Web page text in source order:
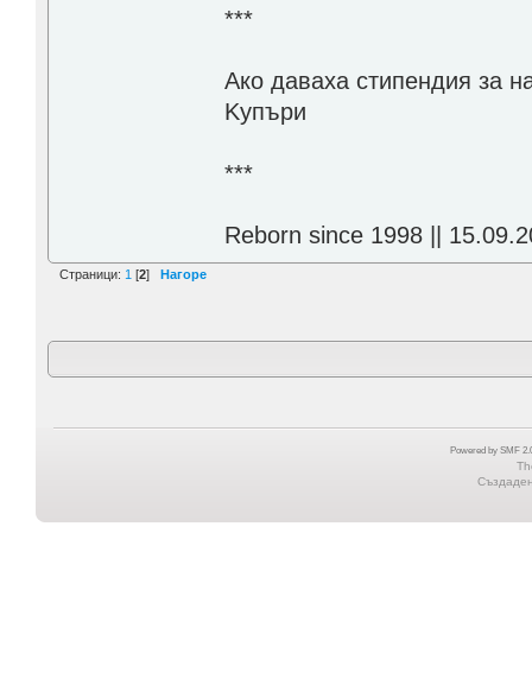
***
Aко даваха стипендия за
Kупъри
***
Reborn since 1998 ||
Страници: 1 [2] Нагоре
Powered by SMF